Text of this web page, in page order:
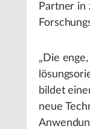
Partner in
„Die
bildet
neue